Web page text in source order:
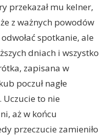
przekazał mu kelner,
z ważnych powodów
spotkanie, ale
dniach i wszystko
zapisana w
poczuł nagłe
Uczucie to nie
aż w końcu
przeczucie zamieniło